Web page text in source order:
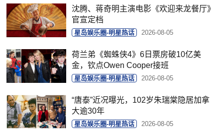
沈腾、蒋奇明主演电影《欢迎来龙餐厅》
官宣定档
星岛娱乐圈-明星热话 2026-08-05
荷兰弟《蜘蛛侠4》6日票房破10亿美
金，钦点Owen Cooper接班
星岛娱乐圈-明星热话 2026-08-05
“唐泰”近况曝光，102岁朱瑞棠隐居加拿
大逾30年
星岛娱乐圈-明星热话 2026-08-05